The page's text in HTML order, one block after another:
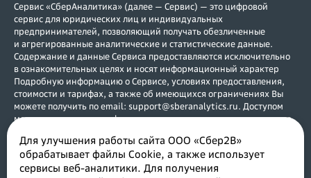
Сервис «СберАналитика» (далее — Сервис) — это цифровой
сервис для юридических лиц и индивидуальных
предпринимателей, позволяющий получать обезличенные
и агрегированные аналитические и статистические данные.
Содержание и данные Сервиса предоставляются исключительно
в ознакомительных целях и носят информационный характер
Подробную информацию о Сервисе, условиях предоставления,
стоимости и тарифах, а также об имеющихся ограничениях Вы
можете получить по email: support@sberanalytics.ru. Доступом
могут воспользоваться физические и юридические лица, а также
Российской Федерации. Услуги предоставляются в соответствии с
договором. Возрастное ограничение (0+).
Исключительное право на Сервис принадлежит ООО «Сбер2В»
Для улучшения работы сайта ООО «Сбер2В»
обрабатывает файлы Cookie, а также использует
сервисы веб-аналитики. Для получения